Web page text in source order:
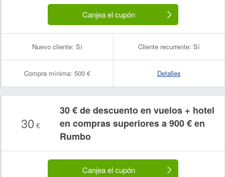
Canjea el cupón
Nuevo cliente: Sí Cliente recurrente: Sí
Compra mínima: 500 € Detalles
30 €
30 € de descuento en vuelos + hotel
en compras superiores a 900 € en
Rumbo
Canjea el cupón